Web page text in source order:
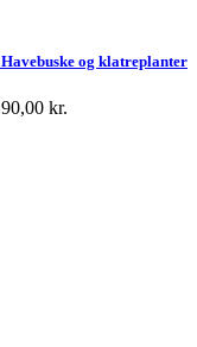
Havebuske og klatreplanter
90,00 kr.